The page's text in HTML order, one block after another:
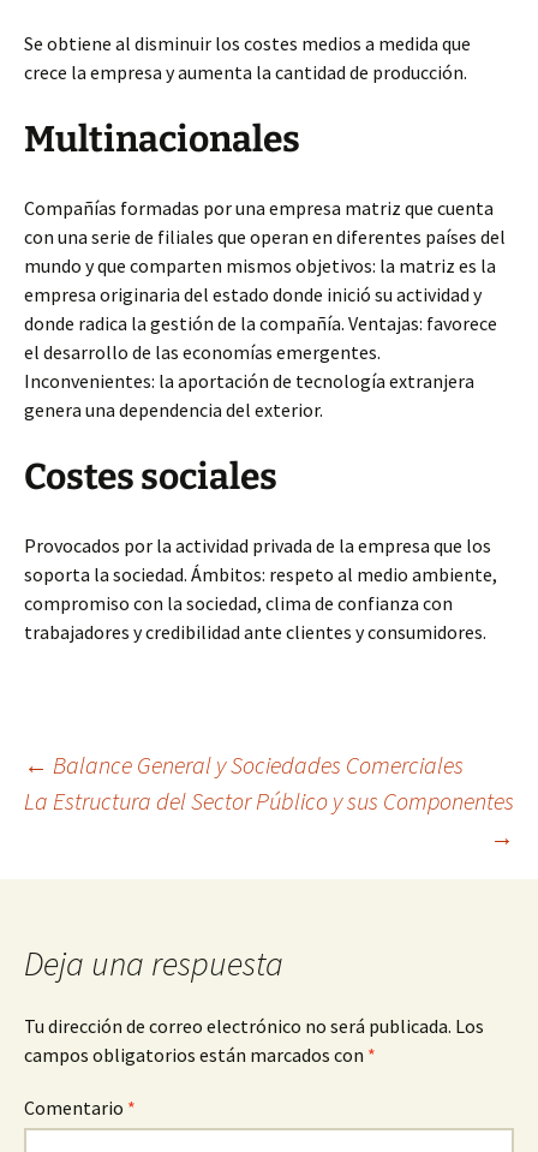
Se obtiene al disminuir los costes medios a medida que
crece la empresa y aumenta la cantidad de producción.
Multinacionales
Compañías formadas por una empresa matriz que cuenta
con una serie de filiales que operan en diferentes países del
mundo y que comparten mismos objetivos: la matriz es la
empresa originaria del estado donde inició su actividad y
donde radica la gestión de la compañía. Ventajas: favorece
el desarrollo de las economías emergentes.
Inconvenientes: la aportación de tecnología extranjera
genera una dependencia del exterior.
Costes sociales
Provocados por la actividad privada de la empresa que los
soporta la sociedad. Ámbitos: respeto al medio ambiente,
compromiso con la sociedad, clima de confianza con
trabajadores y credibilidad ante clientes y consumidores.
Navegación
← Balance General y Sociedades Comerciales
La Estructura del Sector Público y sus Componentes
→
Deja una respuesta
Tu dirección de correo electrónico no será publicada. Los
campos obligatorios están marcados con *
Comentario *